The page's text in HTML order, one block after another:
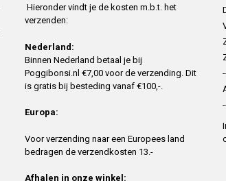
Hieronder vindt je de kosten m.b.t. het
verzenden:
Nederland:
Binnen Nederland betaal je bij
Poggibonsi.nl €7,00 voor de verzending. Dit
is gratis bij besteding vanaf €100,-.
Europa:
Voor verzending naar een Europees land
bedragen de verzendkosten 13.-
Afhalen in onze winkel: